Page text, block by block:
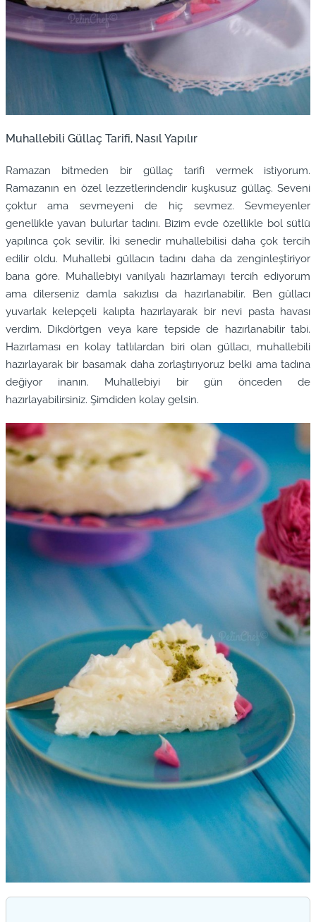
Muhallebili Güllaç Tarifi, Nasıl Yapılır
Ramazan bitmeden bir güllaç tarifi vermek istiyorum.
Ramazanın en özel lezzetlerindendir kuşkusuz güllaç. Seveni
çoktur ama sevmeyeni de hiç sevmez. Sevmeyenler
genellikle yavan bulurlar tadını. Bizim evde özellikle bol sütlü
yapılınca çok sevilir. İki senedir muhallebilisi daha çok tercih
edilir oldu. Muhallebi güllacın tadını daha da zenginleştiriyor
bana göre. Muhallebiyi vanilyalı hazırlamayı tercih ediyorum
ama dilerseniz damla sakızlısı da hazırlanabilir. Ben güllacı
yuvarlak kelepçeli kalıpta hazırlayarak bir nevi pasta havası
verdim. Dikdörtgen veya kare tepside de hazırlanabilir tabi.
Hazırlaması en kolay tatlılardan biri olan güllacı, muhallebili
hazırlayarak bir basamak daha zorlaştırıyoruz belki ama tadına
değiyor inanın. Muhallebiyi bir gün önceden de
hazırlayabilirsiniz. Şimdiden kolay gelsin.